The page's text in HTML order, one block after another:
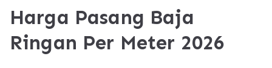
Harga Pasang Baja
Ringan Per Meter 2026